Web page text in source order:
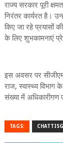
राज्य सरकार पूरी
निरंतर कार्यरत है।
किए जा रहे प्रयासों
के लिए शुभकामनाएं
इस अवसर पर
राज, स्वास्थ्य विभाग
संख्या में
TAGS: